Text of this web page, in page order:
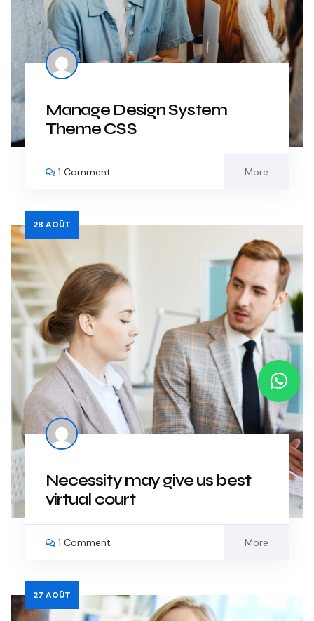
Manage Design System
Theme CSS
1 Comment More
28 AOÛT
Necessity may give us best
virtual court
1 Comment More
27 AOÛT